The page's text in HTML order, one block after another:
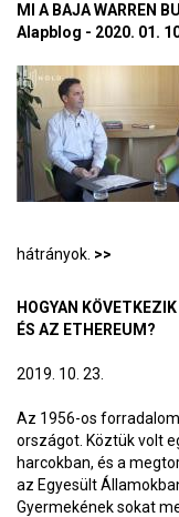
MI A BAJA WARREN
Alapblog - 2020. 01.
hátrányok. >>
HOGYAN
ÉS AZ ETHEREUM?
2019. 10. 23.
Az 1956-os
országot. Köztük volt
harcokban, és a
az Egyesült
Gyermekének sokat